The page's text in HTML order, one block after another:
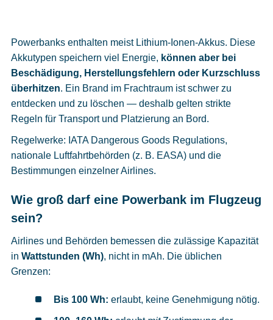
Powerbanks enthalten meist Lithium-Ionen-Akkus. Diese
Akkutypen speichern viel Energie, können aber bei
Beschädigung, Herstellungsfehlern oder Kurzschluss
überhitzen. Ein Brand im Frachtraum ist schwer zu
entdecken und zu löschen — deshalb gelten strikte
Regeln für Transport und Platzierung an Bord.
Regelwerke: IATA Dangerous Goods Regulations,
nationale Luftfahrtbehörden (z. B. EASA) und die
Bestimmungen einzelner Airlines.
Wie groß darf eine Powerbank im Flugzeug
sein?
Airlines und Behörden bemessen die zulässige Kapazität
in Wattstunden (Wh), nicht in mAh. Die üblichen
Grenzen:
Bis 100 Wh: erlaubt, keine Genehmigung nötig.